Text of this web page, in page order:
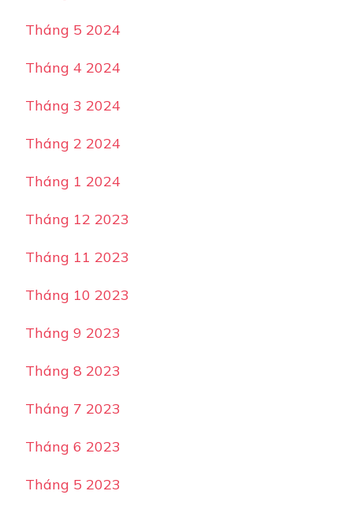
Tháng 5 2024
Tháng 4 2024
Tháng 3 2024
Tháng 2 2024
Tháng 1 2024
Tháng 12 2023
Tháng 11 2023
Tháng 10 2023
Tháng 9 2023
Tháng 8 2023
Tháng 7 2023
Tháng 6 2023
Tháng 5 2023